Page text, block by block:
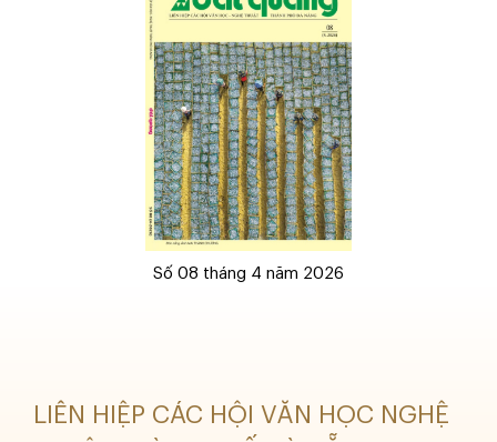
Số 08 tháng 4 năm 2026
LIÊN HIỆP CÁC HỘI VĂN HỌC NGHỆ